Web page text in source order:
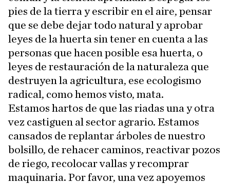
pies de la tierra y escribir en el aire, pensar
que se debe dejar todo natural y aprobar
leyes de la huerta sin tener en cuenta a las
personas que hacen posible esa huerta, o
leyes de restauración de la naturaleza que
destruyen la agricultura, ese ecologismo
radical, como hemos visto, mata.
Estamos hartos de que las riadas una y otra
vez castiguen al sector agrario. Estamos
cansados de replantar árboles de nuestro
bolsillo, de rehacer caminos, reactivar pozos
de riego, recolocar vallas y recomprar
maquinaria. Por favor, una vez apoyemos